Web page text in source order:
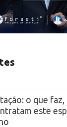
o que
este